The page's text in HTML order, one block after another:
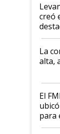
creó
plata
Juan
que
de
La
alta,
El
para